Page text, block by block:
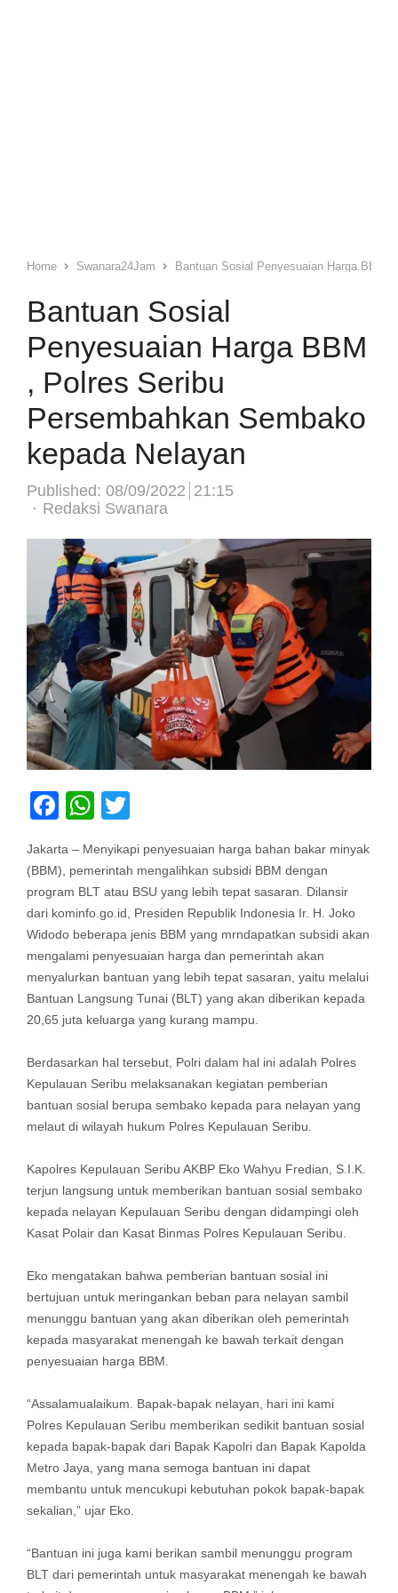
Home Swanara24Jam Bantuan Sosial Penyesuaian Harga BBM
Bantuan Sosial
Penyesuaian Harga BBM
, Polres Seribu
Persembahkan Sembako
kepada Nelayan
Published: 08/09/2022 21:15
Author
Redaksi Swanara
Facebook
WhatsApp
Twitter
Jakarta – Menyikapi penyesuaian harga bahan bakar minyak
(BBM), pemerintah mengalihkan subsidi BBM dengan
program BLT atau BSU yang lebih tepat sasaran. Dilansir
dari kominfo.go.id, Presiden Republik Indonesia Ir. H. Joko
Widodo beberapa jenis BBM yang mrndapatkan subsidi akan
mengalami penyesuaian harga dan pemerintah akan
menyalurkan bantuan yang lebih tepat sasaran, yaitu melalui
Bantuan Langsung Tunai (BLT) yang akan diberikan kepada
20,65 juta keluarga yang kurang mampu.
Berdasarkan hal tersebut, Polri dalam hal ini adalah Polres
Kepulauan Seribu melaksanakan kegiatan pemberian
bantuan sosial berupa sembako kepada para nelayan yang
melaut di wilayah hukum Polres Kepulauan Seribu.
Kapolres Kepulauan Seribu AKBP Eko Wahyu Fredian, S.I.K.
terjun langsung untuk memberikan bantuan sosial sembako
kepada nelayan Kepulauan Seribu dengan didampingi oleh
Kasat Polair dan Kasat Binmas Polres Kepulauan Seribu.
Eko mengatakan bahwa pemberian bantuan sosial ini
bertujuan untuk meringankan beban para nelayan sambil
menunggu bantuan yang akan diberikan oleh pemerintah
kepada masyarakat menengah ke bawah terkait dengan
penyesuaian harga BBM.
“Assalamualaikum. Bapak-bapak nelayan, hari ini kami
Polres Kepulauan Seribu memberikan sedikit bantuan sosial
kepada bapak-bapak dari Bapak Kapolri dan Bapak Kapolda
Metro Jaya, yang mana semoga bantuan ini dapat
membantu untuk mencukupi kebutuhan pokok bapak-bapak
sekalian,” ujar Eko.
“Bantuan ini juga kami berikan sambil menunggu program
BLT dari pemerintah untuk masyarakat menengah ke bawah